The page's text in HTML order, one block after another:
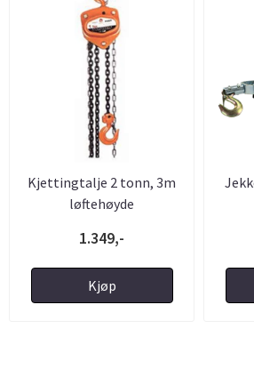
Kjettingtalje 2 tonn, 3m
løftehøyde
1.349,-
Kjøp